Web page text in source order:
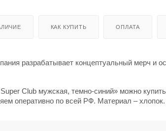
КАК КУПИТЬ ОПЛАТА
разрабатывает концептуальный мерч и
Club мужская, темно-синий» можно
оперативно по всей РФ. Материал –